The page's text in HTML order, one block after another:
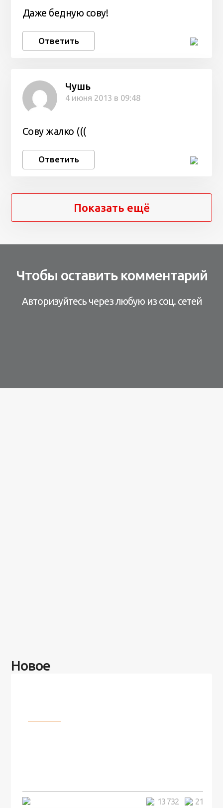
Даже бедную сову!
Ответить
Чушь
4 июня 2013 в 09:48
Сову жалко (((
Ответить
Показать ещё
Чтобы оставить комментарий
Авторизуйтесь через любую из соц. сетей
Новое
21
13 732